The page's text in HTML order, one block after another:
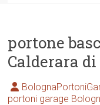
portone
Calderara di
portoni garage